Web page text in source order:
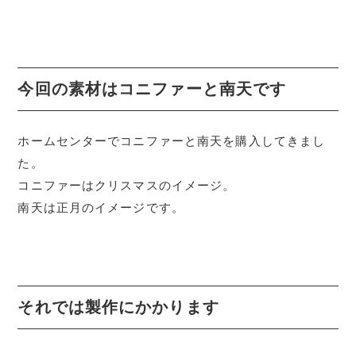
今回の素材はコニファーと南天です
ホームセンターでコニファーと南天を購入してきまし
た。
コニファーはクリスマスのイメージ。
南天は正月のイメージです。
それでは製作にかかります